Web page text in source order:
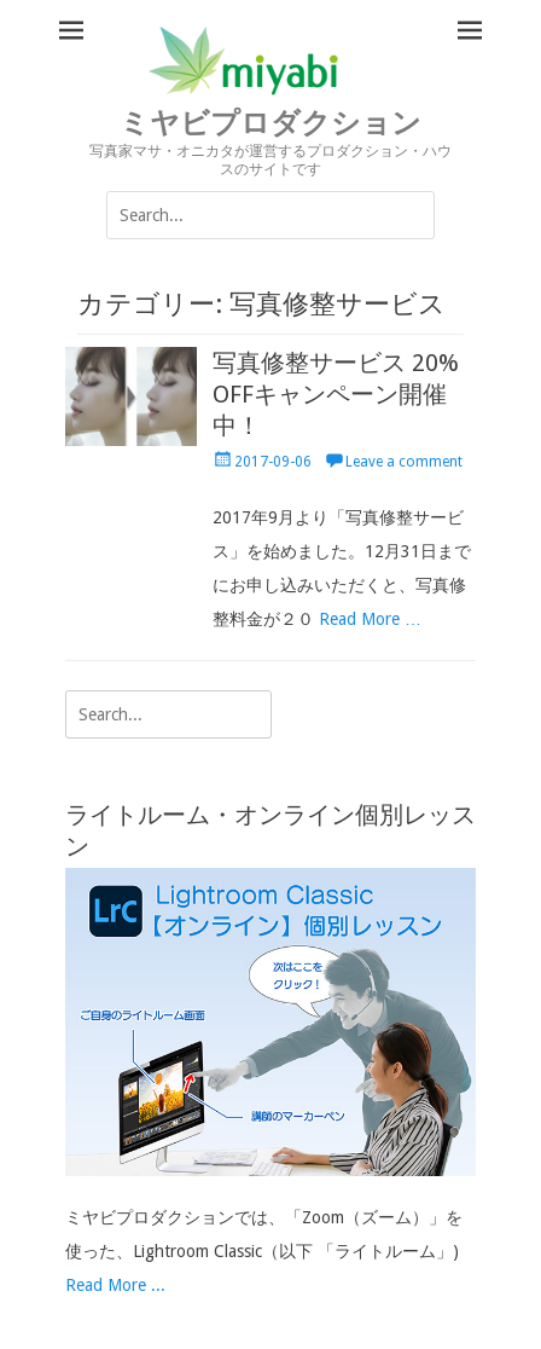
ミヤビプロダクション
写真家マサ・オニカタが運営するプロダクション・ハウ
スのサイトです
Search
for:
カテゴリー: 写真修整サービス
写真修整サービス 20%
OFFキャンペーン開催
中！
Posted2017-09-06 Leave a comment
2017年9月より「写真修整サービ
ス」を始めました。12月31日まで
にお申し込みいただくと、写真修
整料金が２０ Read More …
Search
for:
ライトルーム・オンライン個別レッス
ン
ミヤビプロダクションでは、「Zoom（ズーム）」を
使った、Lightroom Classic（以下 「ライトルーム」)
Read More ...